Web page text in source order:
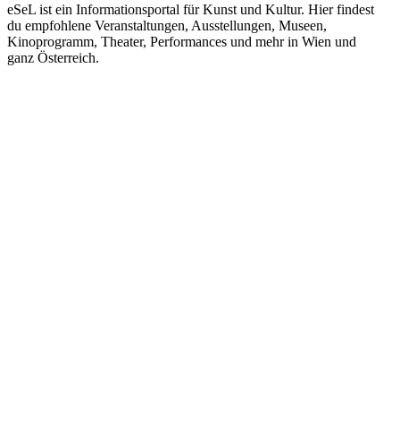
eSeL ist ein Informationsportal für Kunst und Kultur. Hier findest
du empfohlene Veranstaltungen, Ausstellungen, Museen,
Kinoprogramm, Theater, Performances und mehr in Wien und
ganz Österreich.